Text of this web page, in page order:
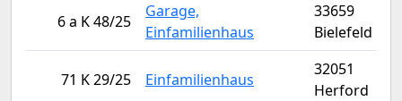
6 a K 48/25
Garage,
Einfamilienhaus
33659
Bielefeld
71 K 29/25 Einfamilienhaus
32051
Herford